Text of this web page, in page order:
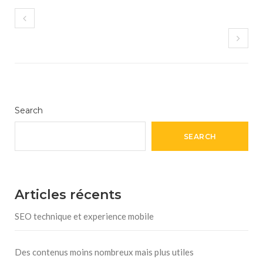
Search
SEARCH
Articles récents
SEO technique et experience mobile
Des contenus moins nombreux mais plus utiles